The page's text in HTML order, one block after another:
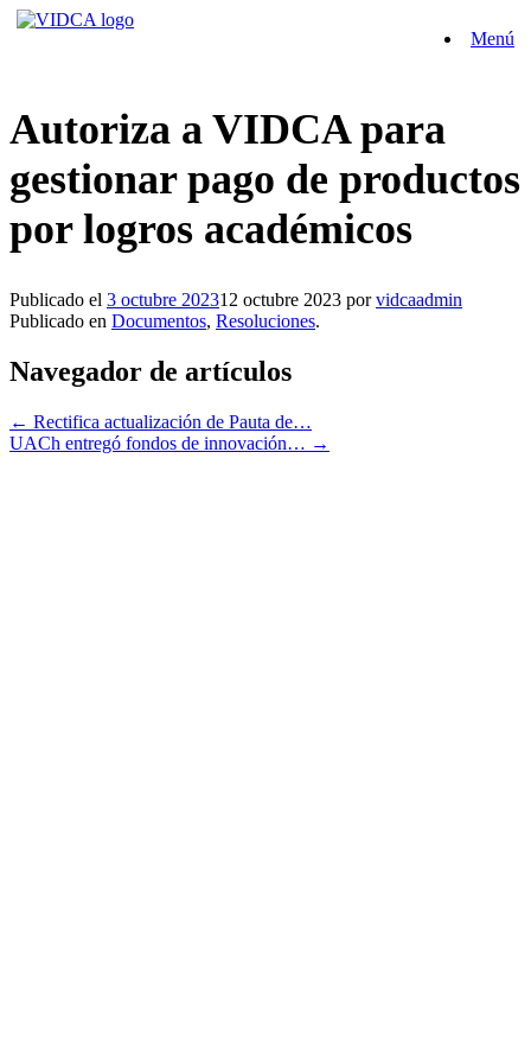
Saltar
Menú
Autoriza a VIDCA para
gestionar pago de productos
por logros académicos
Publicado el 3 octubre 202312 octubre 2023 porvidcaadmin
Publicado en Documentos, Resoluciones.
Navegador de artículos
← Rectifica actualización de Pauta de…
UACh entregó fondos de innovación… →